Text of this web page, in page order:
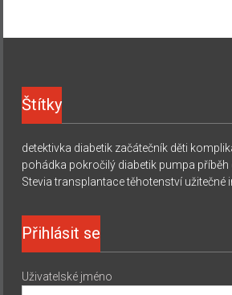
Štítky
detektivka diabetik začátečník děti
pohádka pokročilý diabetik pumpa příběh
Stevia transplantace těhotenství užitečné
Přihlásit se
Uživatelské jméno